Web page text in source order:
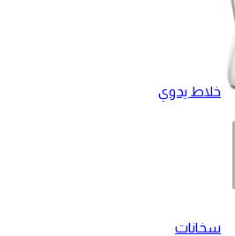
خلاط يدوي
سخانات